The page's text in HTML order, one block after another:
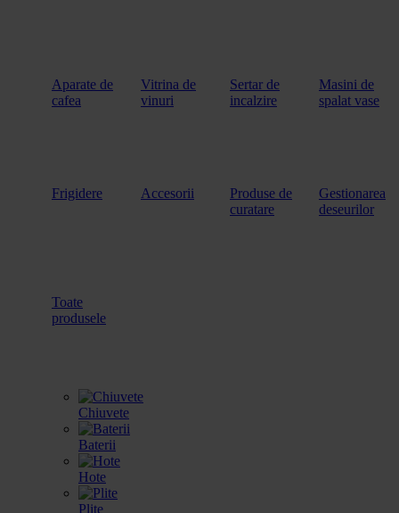
Aparate de
cafea
Vitrina de
vinuri
Sertar de
incalzire
Masini de
spalat vase
Frigidere Accesorii
Produse de
curatare
Gestionarea
deseurilor
Toate
produsele
Chiuvete
Baterii
Hote
Plite